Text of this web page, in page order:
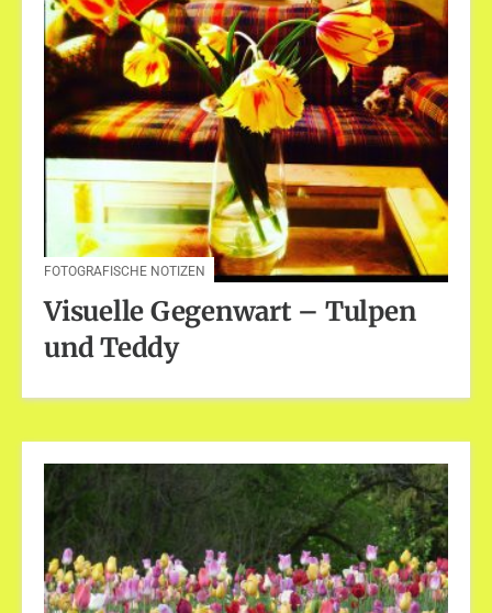
FOTOGRAFISCHE NOTIZEN
Visuelle Gegenwart – Tulpen
und Teddy